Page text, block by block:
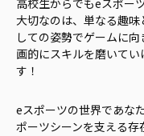
高校生からでもeスポー
大切なのは、単なる趣
しての姿勢でゲームに
画的にスキルを磨いて
す！
eスポーツの世界であな
ポーツシーンを支える存